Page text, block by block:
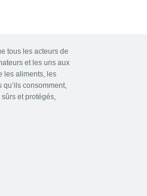
tous les acteurs de
et les uns aux
les aliments, les
consomment,
et protégés,